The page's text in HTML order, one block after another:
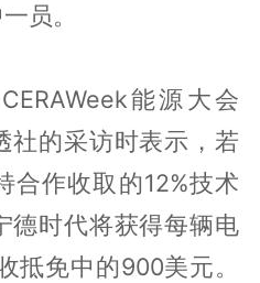
员。
能源大会
社的采访时表示，若
合作收取的12%技术
德时代将获得每辆电
抵免中的900美元。